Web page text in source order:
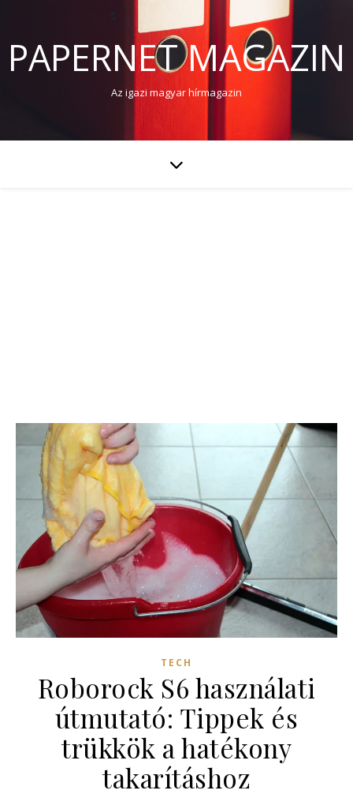
PAPERNET MAGAZIN
Az igazi magyar hírmagazin
TECH
Roborock S6 használati
útmutató: Tippek és
trükkök a hatékony
takarításhoz